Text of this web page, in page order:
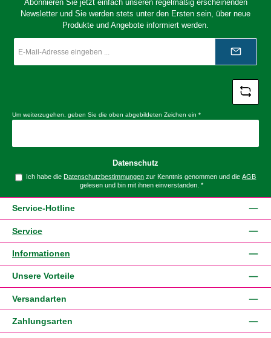
Abonnieren Sie jetzt einfach unseren regelmäßig erscheinenden
Newsletter und Sie werden stets unter den Ersten sein, über neue
Produkte und Angebote informiert werden.
Mail-
*
Um weiterzugehen, geben Sie die oben abgebildeten Zeichen ein *
Datenschutz
Ich habe dieDatenschutzbestimmungen zur Kenntnis genommen und dieAGB
gelesen und bin mit ihnen einverstanden. *
Service-Hotline
Service
Informationen
Unsere Vorteile
Versandarten
Zahlungsarten